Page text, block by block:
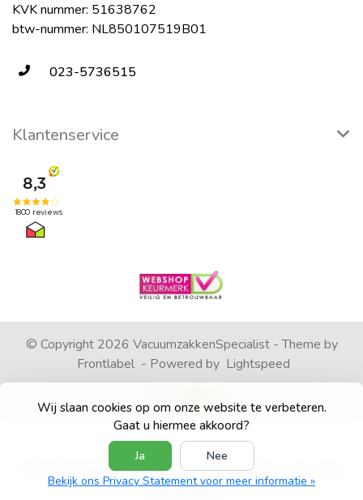
Wij slaan cookies op om onze website te verbeteren.
Gaat u hiermee akkoord?
Ja
Nee
Bekijk ons Privacy Statement voor meer informatie »
KVK nummer: 51638762
btw-nummer: NL850107519B01
023-5736515
Klantenservice
© Copyright 2026 VacuumzakkenSpecialist - Theme by
Frontlabel - Powered by Lightspeed
sterren op basis van1792beoordelingen.
beoordelingen